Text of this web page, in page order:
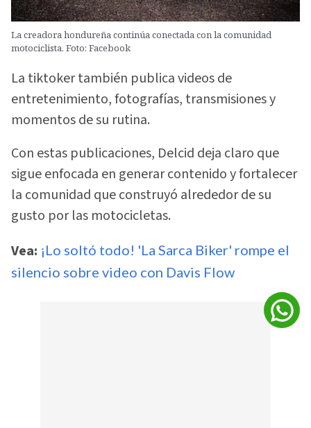
La creadora hondureña continúa conectada con la comunidad
motociclista. Foto: Facebook
La tiktoker también publica videos de
entretenimiento, fotografías, transmisiones y
momentos de su rutina.
Con estas publicaciones, Delcid deja claro que
sigue enfocada en generar contenido y fortalecer
la comunidad que construyó alrededor de su
gusto por las motocicletas.
Vea: ¡Lo soltó todo! 'La Sarca Biker' rompe el
silencio sobre video con Davis Flow